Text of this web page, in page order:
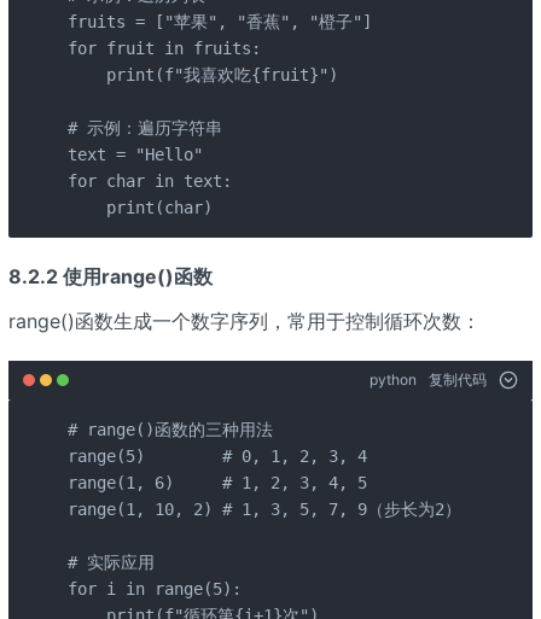
fruits = ["苹果", "香蕉", "橙子"]
for fruit in fruits:
    print(f"我喜欢吃{fruit}")
# 示例：遍历字符串
text = "Hello"
for char in text:
    print(char)
8.2.2 使用range()函数
range()函数生成一个数字序列，常用于控制循环次数：
python 复制代码
# range()函数的三种用法
range(5)        # 0, 1, 2, 3, 4
range(1, 6)     # 1, 2, 3, 4, 5
range(1, 10, 2) # 1, 3, 5, 7, 9（步长为2）
# 实际应用
for i in range(5):